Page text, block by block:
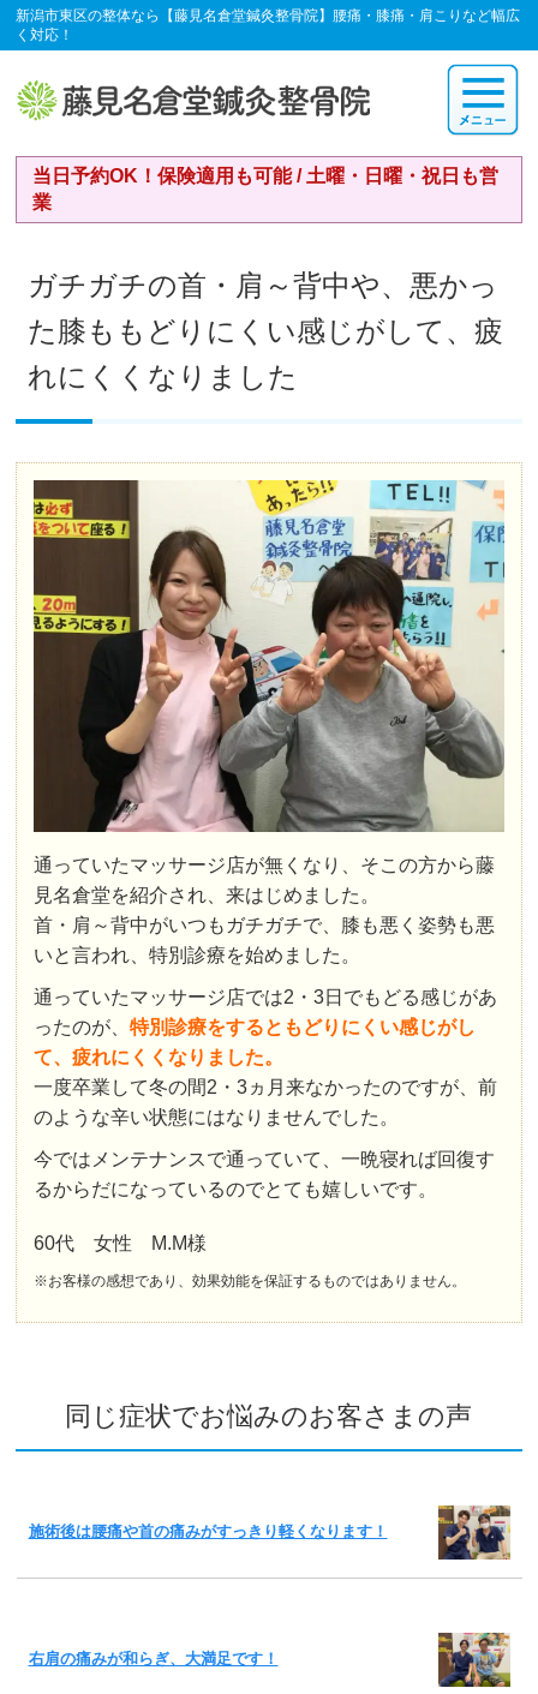
新潟市東区の整体なら【藤見名倉堂鍼灸整骨院】腰痛・膝痛・肩こりなど幅広
く対応！
当日予約OK！保険適用も可能 / 土曜・日曜・祝日も営
業
ガチガチの首・肩～背中や、悪かっ
た膝ももどりにくい感じがして、疲
れにくくなりました
通っていたマッサージ店が無くなり、そこの方から藤
見名倉堂を紹介され、来はじめました。
首・肩～背中がいつもガチガチで、膝も悪く姿勢も悪
いと言われ、特別診療を始めました。
通っていたマッサージ店では2・3日でもどる感じがあ
ったのが、特別診療をするともどりにくい感じがし
て、疲れにくくなりました。
一度卒業して冬の間2・3ヵ月来なかったのですが、前
のような辛い状態にはなりませんでした。
今ではメンテナンスで通っていて、一晩寝れば回復す
るからだになっているのでとても嬉しいです。
60代 女性 M.M様
※お客様の感想であり、効果効能を保証するものではありません。
同じ症状でお悩みのお客さまの声
施術後は腰痛や首の痛みがすっきり軽くなります！
右肩の痛みが和らぎ、大満足です！